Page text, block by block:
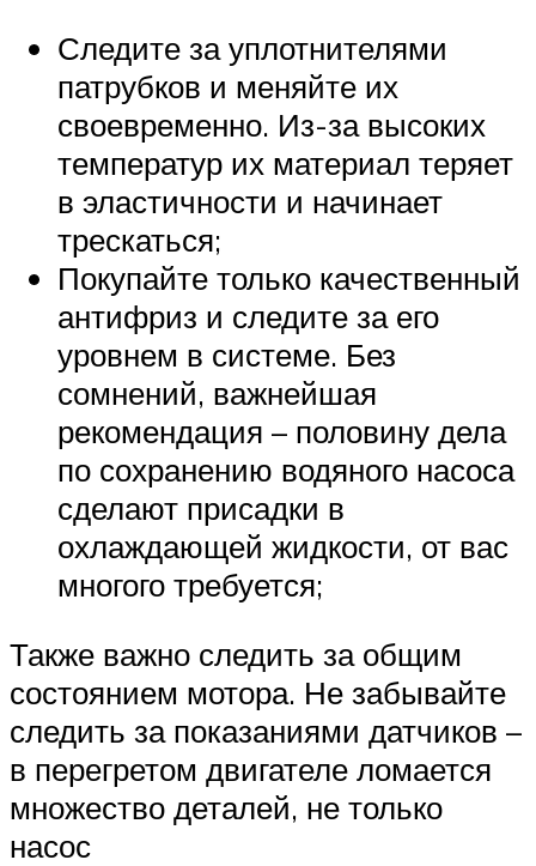
Следите за уплотнителями
патрубков и меняйте их
своевременно. Из-за высоких
температур их материал теряет
в эластичности и начинает
трескаться;
Покупайте только качественный
антифриз и следите за его
уровнем в системе. Без
сомнений, важнейшая
рекомендация – половину дела
по сохранению водяного насоса
сделают присадки в
охлаждающей жидкости, от вас
многого требуется;
Также важно следить за общим
состоянием мотора. Не забывайте
следить за показаниями датчиков –
в перегретом двигателе ломается
множество деталей, не только
насос